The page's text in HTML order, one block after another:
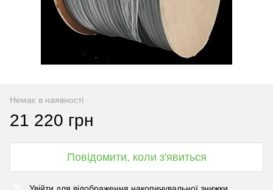
Немає в наявності
21 220 грн
Повідомити, коли з'явиться
Увійти для відображення накопичувальної знижки